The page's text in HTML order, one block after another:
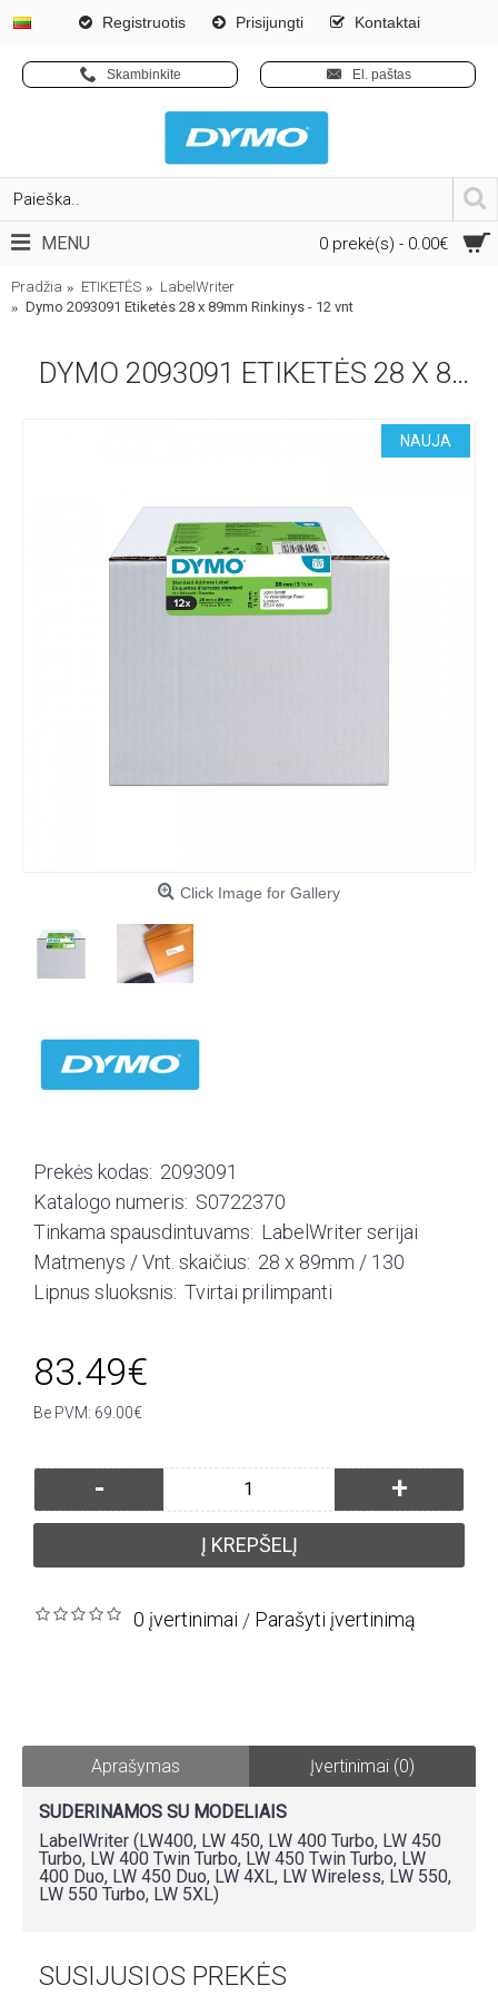
Registruotis Prisijungti Kontaktai
Skambinkite El. paštas
0 prekė(s) - 0.00€
MENU
Pradžia ETIKETĖS
LabelWriter
Dymo 2093091 Etiketės 28 x 89mm Rinkinys - 12 vnt
DYMO 2093091 ETIKETĖS 28 X 89MM RINKINYS - 12 VNT
NAUJA
Click Image for Gallery
Prekės kodas: 2093091
Katalogo numeris: S0722370
Tinkama spausdintuvams: LabelWriter serijai
Matmenys / Vnt. skaičius: 28 x 89mm / 130
Lipnus sluoksnis: Tvirtai prilimpanti
83.49€
Be PVM: 69.00€
- +
Į KREPŠELĮ
0 įvertinimai / Parašyti įvertinimą
Aprašymas Įvertinimai (0)
SUDERINAMOS SU MODELIAIS
LabelWriter (LW400, LW 450, LW 400 Turbo, LW 450
Turbo, LW 400 Twin Turbo, LW 450 Twin Turbo, LW
400 Duo, LW 450 Duo, LW 4XL, LW Wireless, LW 550,
LW 550 Turbo, LW 5XL)
SUSIJUSIOS PREKĖS